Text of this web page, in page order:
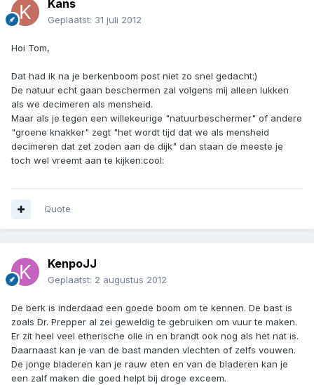
Kans
Geplaatst: 31 juli 2012
Hoi Tom,
Dat had ik na je berkenboom post niet zo snel gedacht:)
De natuur echt gaan beschermen zal volgens mij alleen lukken
als we decimeren als mensheid.
Maar als je tegen een willekeurige "natuurbeschermer" of andere
"groene knakker" zegt "het wordt tijd dat we als mensheid
decimeren dat zet zoden aan de dijk" dan staan de meeste je
toch wel vreemt aan te kijken:cool:
Quote
KenpoJJ
Geplaatst: 2 augustus 2012
De berk is inderdaad een goede boom om te kennen. De bast is
zoals Dr. Prepper al zei geweldig te gebruiken om vuur te maken.
Er zit heel veel etherische olie in en brandt ook nog als het nat is.
Daarnaast kan je van de bast manden vlechten of zelfs vouwen.
De jonge bladeren kan je rauw eten en van de bladeren kan je
een zalf maken die goed helpt bij droge exceem.